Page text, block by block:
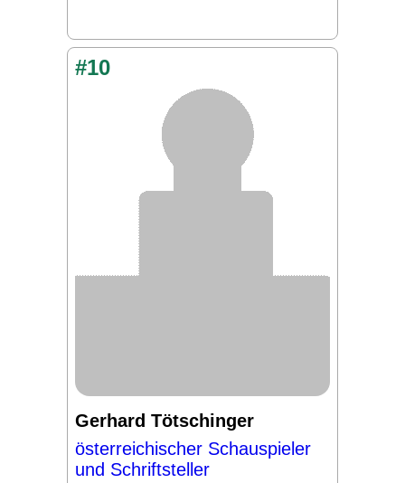
#10
Gerhard Tötschinger
österreichischer Schauspieler
und Schriftsteller